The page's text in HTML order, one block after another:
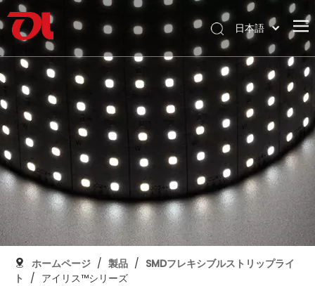
ホームページ
私たちに関しては
製品
応用
サポート
ダウンロード
ブログ
コンタクト
日本語
العربية
Français
Pусский
Español
Português
Deutsch
Italiano
한국어
Nederlands
ホームページ / 製品 / SMDフレキシブルストリップライ
ト
/ アイリス™シリーズ